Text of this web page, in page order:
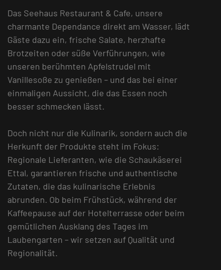
Das Seehaus Restaurant & Cafe, unsere
charmante Dependance direkt am Wasser, lädt
Gäste dazu ein, frische Salate, herzhafte
Brotzeiten oder süße Verführungen, wie
unseren berühmten Apfelstrudel mit
Vanillesoße zu genießen – und das bei einer
einmaligen Aussicht, die das Essen noch
besser schmecken lässt.
Doch nicht nur die Kulinarik, sondern auch die
Herkunft der Produkte steht im Fokus:
Regionale Lieferanten, wie die Schaukäserei
Ettal, garantieren frische und authentische
Zutaten, die das kulinarische Erlebnis
abrunden. Ob beim Frühstück, während der
Kaffeepause auf der Hotelterrasse oder beim
gemütlichen Ausklang des Tages im
Laubengarten – wir setzen auf Qualität und
Regionalität.